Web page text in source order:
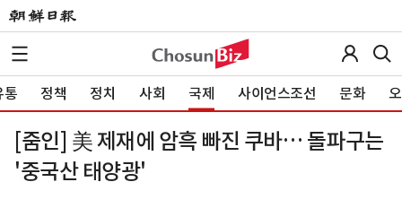
통 정책 정치 사회 국제 사이언스조선 문화
[줌인] 美 제재에 암흑 빠진 쿠바… 돌파구는
'중국산 태양광'